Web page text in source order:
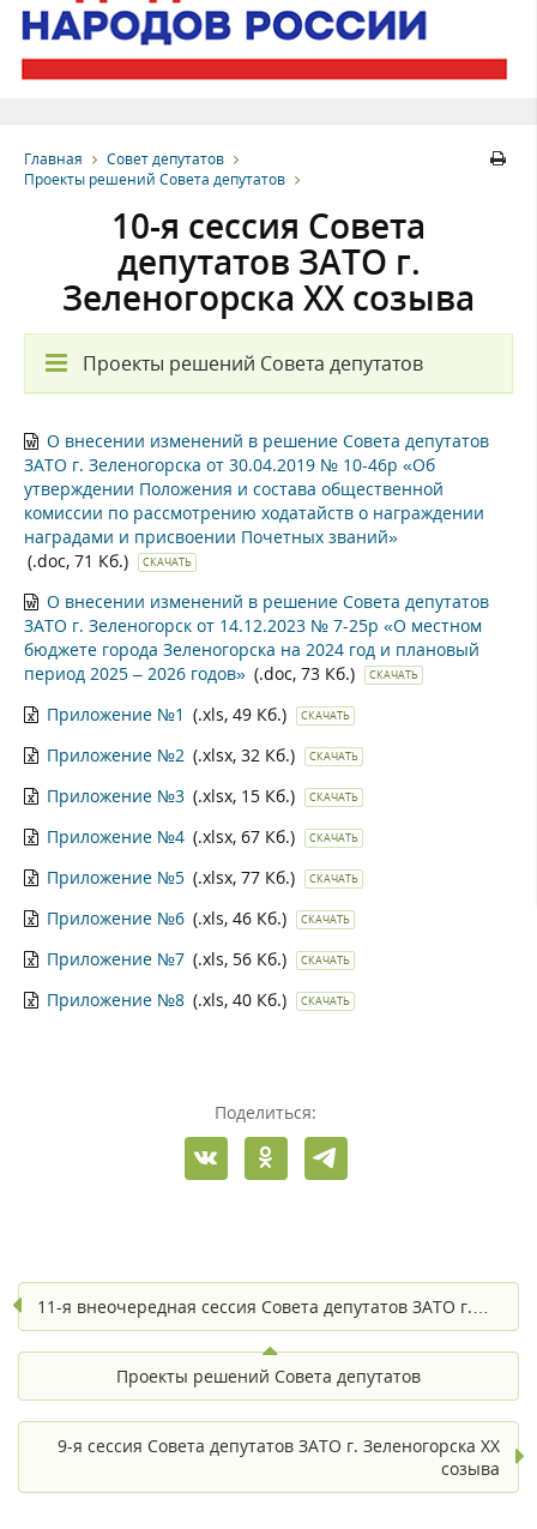
Главная
Совет депутатов
Проекты решений Совета депутатов
10-я сессия Совета
депутатов ЗАТО г.
Зеленогорска XX созыва
Проекты решений Совета депутатов
О внесении изменений в решение Совета депутатов
ЗАТО г. Зеленогорска от 30.04.2019 № 10-46р «Об
утверждении Положения и состава общественной
комиссии по рассмотрению ходатайств о награждении
наградами и присвоении Почетных званий»
(.doc, 71 Кб.)
СКАЧАТЬ
О внесении изменений в решение Совета депутатов
ЗАТО г. Зеленогорск от 14.12.2023 № 7-25р «О местном
бюджете города Зеленогорска на 2024 год и плановый
период 2025 – 2026 годов» (.doc, 73 Кб.) СКАЧАТЬ
Приложение №1 (.xls, 49 Кб.) СКАЧАТЬ
Приложение №2 (.xlsx, 32 Кб.) СКАЧАТЬ
Приложение №3 (.xlsx, 15 Кб.) СКАЧАТЬ
Приложение №4 (.xlsx, 67 Кб.) СКАЧАТЬ
Приложение №5 (.xlsx, 77 Кб.) СКАЧАТЬ
Приложение №6 (.xls, 46 Кб.) СКАЧАТЬ
Приложение №7 (.xls, 56 Кб.) СКАЧАТЬ
Приложение №8 (.xls, 40 Кб.) СКАЧАТЬ
Поделиться:
11-я внеочередная сессия Совета депутатов ЗАТО г.…
Проекты решений Совета депутатов
9-я сессия Совета депутатов ЗАТО г. Зеленогорска XX
созыва